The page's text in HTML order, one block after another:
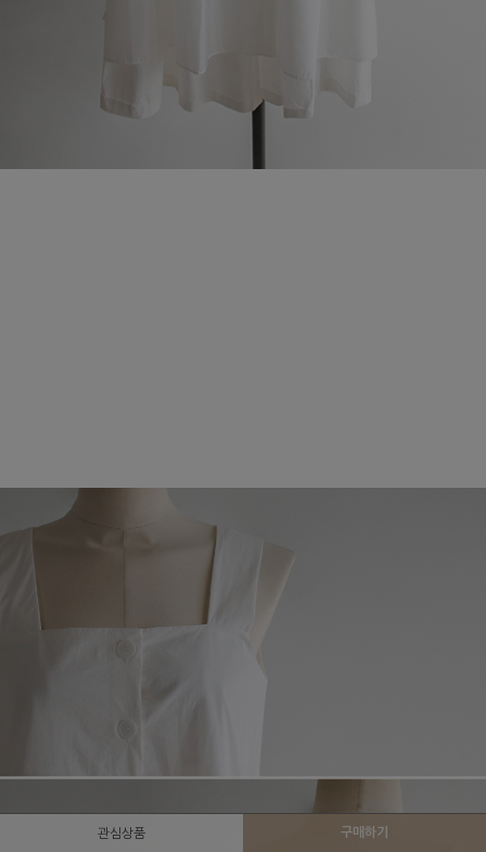
관심상품 구매하기